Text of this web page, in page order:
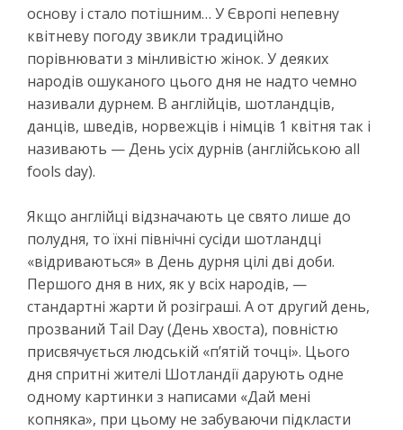
основу і стало потішним… У Європі непевну
квітневу погоду звикли традиційно
порівнювати з мінливістю жінок. У деяких
народів ошуканого цього дня не надто чемно
називали дурнем. В англійців, шотландців,
данців, шведів, норвежців і німців 1 квітня так і
називають — День усіх дурнів (англійською all
fools day).
Якщо англійці відзначають це свято лише до
полудня, то їхні північні сусіди шотландці
«відриваються» в День дурня цілі дві доби.
Першого дня в них, як у всіх народів, —
стандартні жарти й розіграші. А от другий день,
прозваний Tail Day (День хвоста), повністю
присвячується людській «п’ятій точці». Цього
дня спритні жителі Шотландії дарують одне
одному картинки з написами «Дай мені
копняка», при цьому не забуваючи підкласти